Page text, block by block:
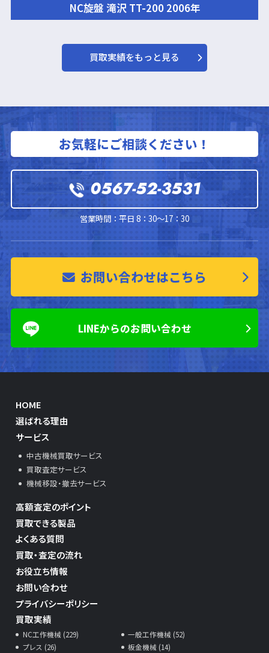
NC旋盤 滝沢 TT-200 2006年
買取実績をもっと見る
お気軽にご相談ください！
0567-52-3531
営業時間：平日 8：30～17：30
お問い合わせはこちら
LINEからのお問い合わせ
HOME
選ばれる理由
サービス
中古機械買取サービス
買取査定サービス
機械移設・撤去サービス
高額査定のポイント
買取できる製品
よくある質問
買取・査定の流れ
お役立ち情報
お問い合わせ
プライバシーポリシー
買取実績
NC工作機械 (229)
一般工作機械 (52)
プレス (26)
板金機械 (14)